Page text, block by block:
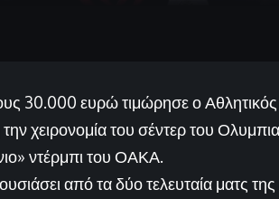
30.000 ευρώ τιμώρησε ο
χειρονομία του σέντερ του
ντέρμπι του ΟΑΚΑ.
από τα δύο τελευταία ματς